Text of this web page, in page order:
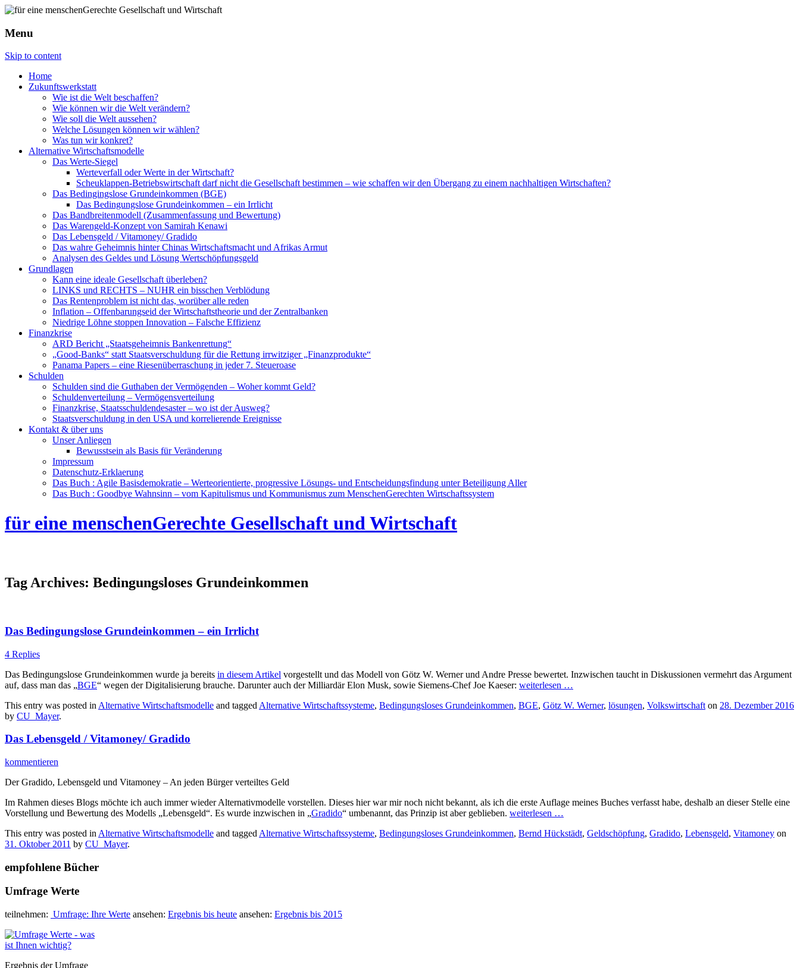
Menu
Skip to content
Home
Zukunftswerkstatt
Wie ist die Welt beschaffen?
Wie können wir die Welt verändern?
Wie soll die Welt aussehen?
Welche Lösungen können wir wählen?
Was tun wir konkret?
Alternative Wirtschaftsmodelle
Das Werte-Siegel
Werteverfall oder Werte in der Wirtschaft?
Scheuklappen-Betriebswirtschaft darf nicht die Gesellschaft bestimmen – wie schaffen wir den Übergang zu einem nachhaltigen Wirtschaften?
Das Bedingingslose Grundeinkommen (BGE)
Das Bedingungslose Grundeinkommen – ein Irrlicht
Das Bandbreitenmodell (Zusammenfassung und Bewertung)
Das Warengeld-Konzept von Samirah Kenawi
Das Lebensgeld / Vitamoney/ Gradido
Das wahre Geheimnis hinter Chinas Wirtschaftsmacht und Afrikas Armut
Analysen des Geldes und Lösung Wertschöpfungsgeld
Grundlagen
Kann eine ideale Gesellschaft überleben?
LINKS und RECHTS – NUHR ein bisschen Verblödung
Das Rentenproblem ist nicht das, worüber alle reden
Inflation – Offenbarungseid der Wirtschaftstheorie und der Zentralbanken
Niedrige Löhne stoppen Innovation – Falsche Effizienz
Finanzkrise
ARD Bericht „Staatsgeheimnis Bankenrettung“
„Good-Banks“ statt Staatsverschuldung für die Rettung irrwitziger „Finanzprodukte“
Panama Papers – eine Riesenüberraschung in jeder 7. Steueroase
Schulden
Schulden sind die Guthaben der Vermögenden – Woher kommt Geld?
Schuldenverteilung – Vermögensverteilung
Finanzkrise, Staatsschuldendesaster – wo ist der Ausweg?
Staatsverschuldung in den USA und korrelierende Ereignisse
Kontakt & über uns
Unser Anliegen
Bewusstsein als Basis für Veränderung
Impressum
Datenschutz-Erklaerung
Das Buch : Agile Basisdemokratie – Werteorientierte, progressive Lösungs- und Entscheidungsfindung unter Beteiligung Aller
Das Buch : Goodbye Wahnsinn – vom Kapitulismus und Kommunismus zum MenschenGerechten Wirtschaftssystem
für eine menschenGerechte Gesellschaft und Wirtschaft
Tag Archives: Bedingungsloses Grundeinkommen
Das Bedingungslose Grundeinkommen – ein Irrlicht
4 Replies
Das Bedingungslose Grundeinkommen wurde ja bereits in diesem Artikel vorgestellt und das Modell von Götz W. Werner und Andre Presse bewertet. Inzwischen taucht in Diskussionen vermehrt das Argument
auf, dass man das „BGE“ wegen der Digitalisierung brauche. Darunter auch der Milliardär Elon Musk, sowie Siemens-Chef Joe Kaeser: weiterlesen …
This entry was posted in Alternative Wirtschaftsmodelle and tagged Alternative Wirtschaftssysteme, Bedingungsloses Grundeinkommen, BGE, Götz W. Werner, lösungen, Volkswirtschaft on 28. Dezember 2016
by CU_Mayer.
Das Lebensgeld / Vitamoney/ Gradido
kommentieren
Der Gradido, Lebensgeld und Vitamoney – An jeden Bürger verteiltes Geld
Im Rahmen dieses Blogs möchte ich auch immer wieder Alternativmodelle vorstellen. Dieses hier war mir noch nicht bekannt, als ich die erste Auflage meines Buches verfasst habe, deshalb an dieser Stelle eine
Vorstellung und Bewertung des Modells „Lebensgeld“. Es wurde inzwischen in „Gradido“ umbenannt, das Prinzip ist aber geblieben. weiterlesen …
This entry was posted in Alternative Wirtschaftsmodelle and tagged Alternative Wirtschaftssysteme, Bedingungsloses Grundeinkommen, Bernd Hückstädt, Geldschöpfung, Gradido, Lebensgeld, Vitamoney on
31. Oktober 2011 by CU_Mayer.
empfohlene Bücher
Umfrage Werte
teilnehmen: Umfrage: Ihre Werte ansehen: Ergebnis bis heute ansehen: Ergebnis bis 2015
Ergebnis der Umfrage